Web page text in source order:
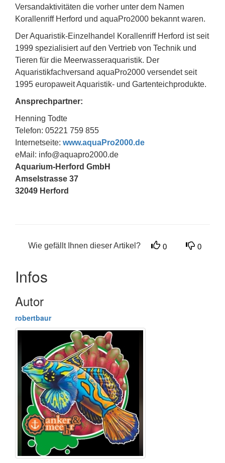
Versandaktivitäten die vorher unter dem Namen
Korallenriff Herford und aquaPro2000 bekannt waren.
Der Aquaristik-Einzelhandel Korallenriff Herford ist seit
1999 spezialisiert auf den Vertrieb von Technik und
Tieren für die Meerwasseraquaristik. Der
Aquaristikfachversand aquaPro2000 versendet seit
1995 europaweit Aquaristik- und Gartenteichprodukte.
Ansprechpartner:
Henning Todte
Telefon: 05221 759 855
Internetseite: www.aquaPro2000.de
eMail: info@aquapro2000.de
Aquarium-Herford GmbH
Amselstrasse 37
32049 Herford
Wie gefällt Ihnen dieser Artikel? 0 0
Infos
Autor
robertbaur